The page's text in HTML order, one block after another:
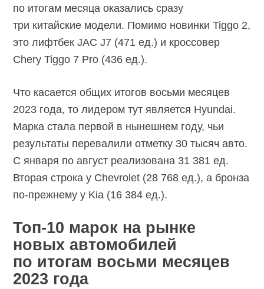
по итогам месяца оказались сразу
три китайские модели. Помимо новинки Tiggo 2,
это лифтбек JAC J7 (471 ед.) и кроссовер
Chery Tiggo 7 Pro (436 ед.).
Что касается общих итогов восьми месяцев
2023 года, то лидером тут является Hyundai.
Марка стала первой в нынешнем году, чьи
результаты перевалили отметку 30 тысяч авто.
С января по август реализована 31 381 ед.
Вторая строка у Chevrolet (28 768 ед.), а бронза
по-прежнему у Kia (16 384 ед.).
Топ-10 марок на рынке
новых автомобилей
по итогам восьми месяцев
2023 года